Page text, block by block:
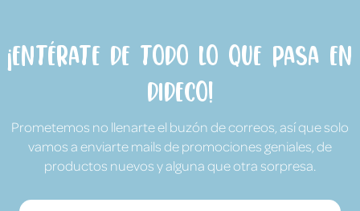
¡Entérate de todo lo que pasa en
Dideco!
Prometemos no llenarte el buzón de correos, así que solo
vamos a enviarte mails de promociones geniales, de
productos nuevos y alguna que otra sorpresa.